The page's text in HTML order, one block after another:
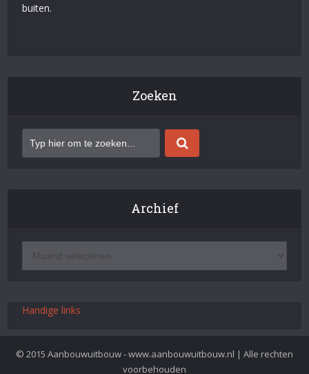
buiten.
Zoeken
Archief
Handige links
© 2015 Aanbouwuitbouw - www.aanbouwuitbouw.nl | Alle rechten
voorbehouden